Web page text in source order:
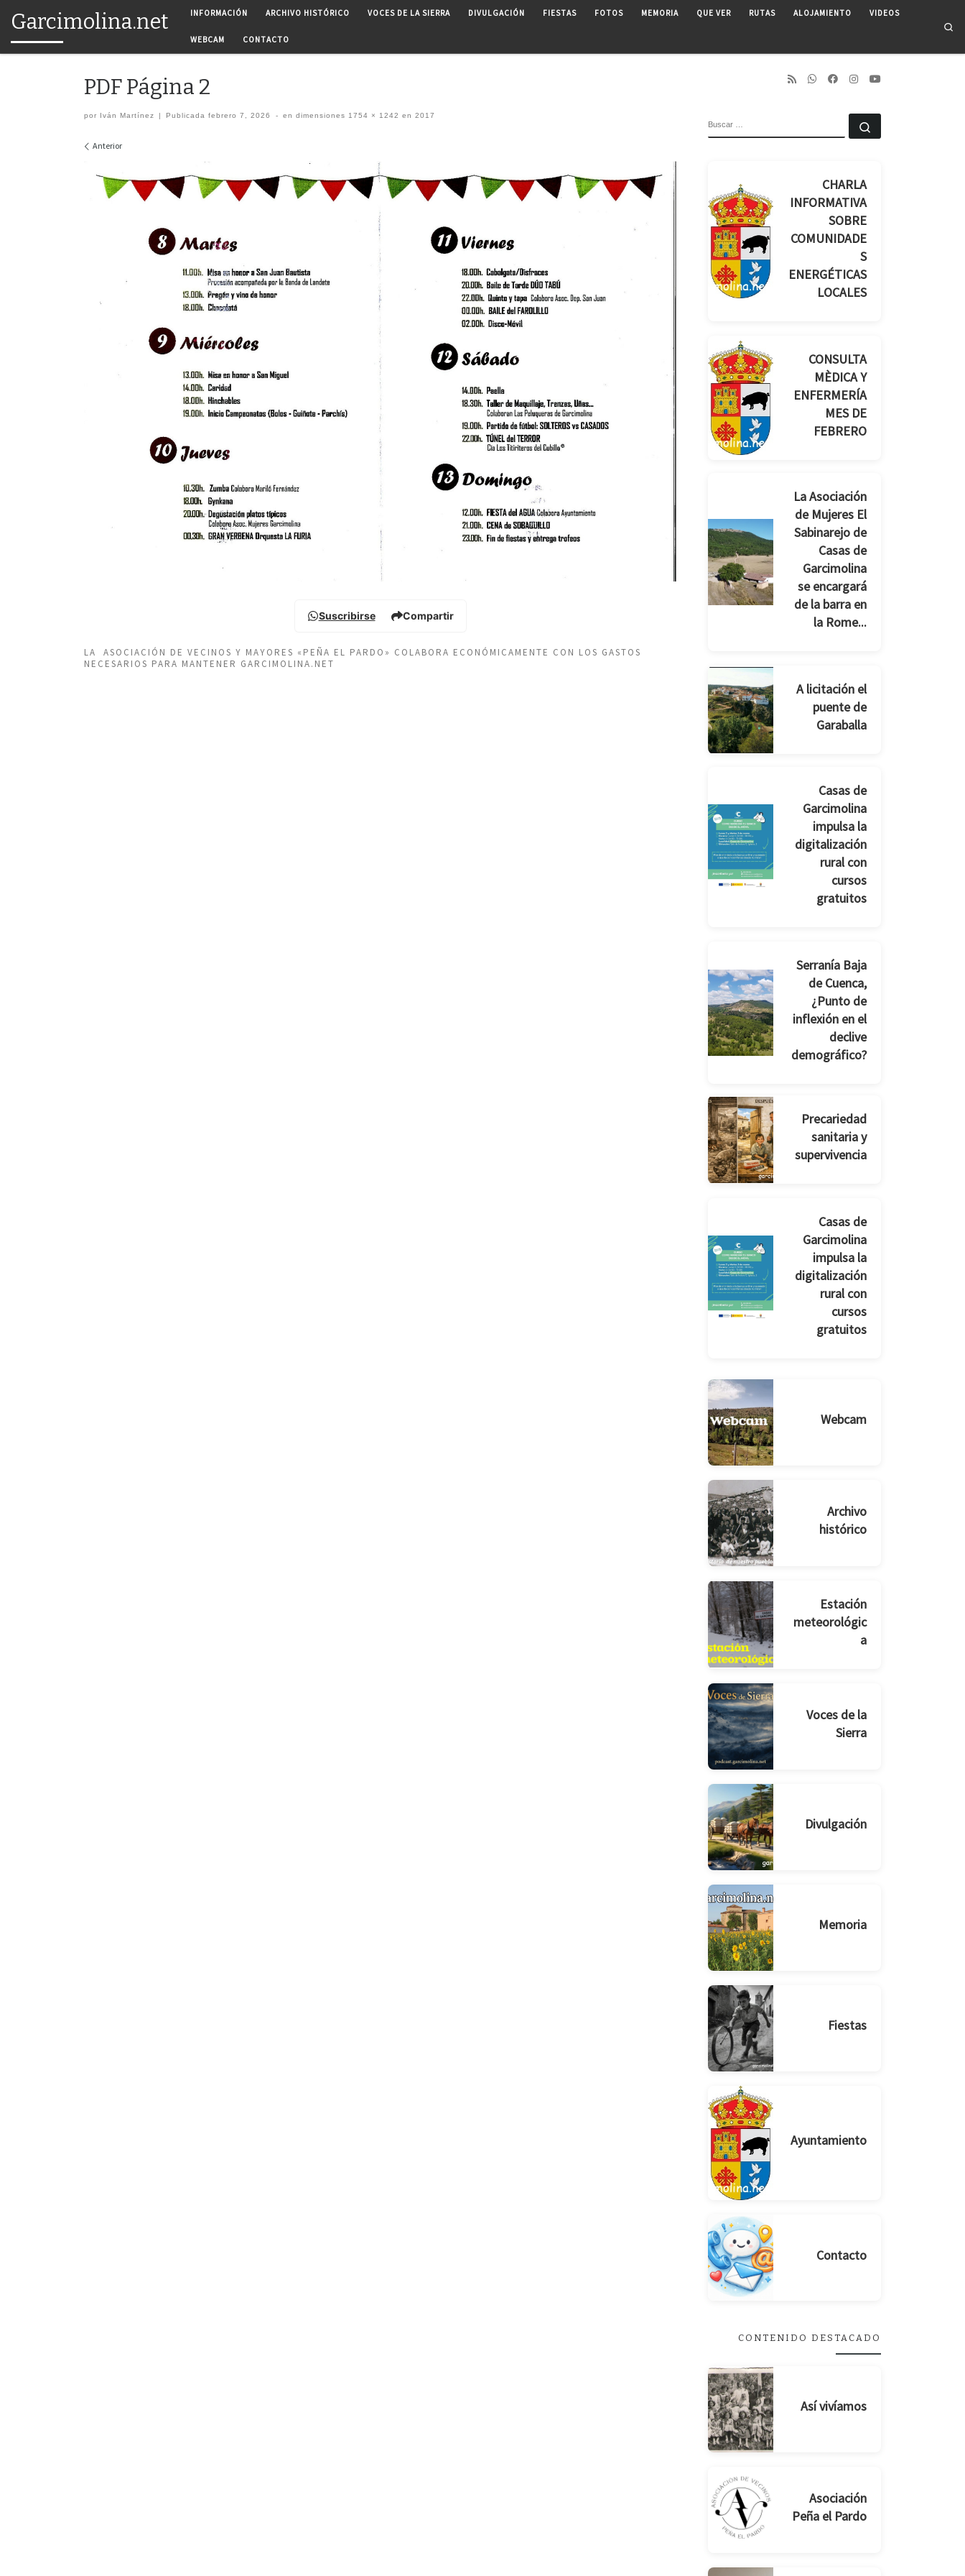
Saltar al contenido
Garcimolina.net INFORMACIÓN ARCHIVO HISTÓRICO VOCES DE LA SIERRA DIVULGACIÓN FIESTAS FOTOS MEMORIA QUE VER RUTAS ALOJAMIENTO VIDEOS
WEBCAM CONTACTO
PDF Página 2
por Iván Martínez | Publicadafebrero 7, 2026 - en dimensiones 1754 × 1242 en 2017
Navegación de imágenes
Anterior
Suscribirse Compartir
LA ASOCIACIÓN DE VECINOS Y MAYORES «PEÑA EL PARDO» COLABORA ECONÓMICAMENTE CON LOS GASTOS
NECESARIOS PARA MANTENER GARCIMOLINA.NET
CHARLA
INFORMATIVA
SOBRE
COMUNIDADE
S
ENERGÉTICAS
LOCALES
CONSULTA
MÈDICA Y
ENFERMERÍA
MES DE
FEBRERO
La Asociación
de Mujeres El
Sabinarejo de
Casas de
Garcimolina
se encargará
de la barra en
la Rome...
A licitación el
puente de
Garaballa
Casas de
Garcimolina
impulsa la
digitalización
rural con
cursos
gratuitos
Serranía Baja
de Cuenca,
¿Punto de
inflexión en el
declive
demográfico?
Precariedad
sanitaria y
supervivencia
Casas de
Garcimolina
impulsa la
digitalización
rural con
cursos
gratuitos
Webcam
Archivo
histórico
Estación
meteorológic
a
Voces de la
Sierra
Divulgación
Memoria
Fiestas
Ayuntamiento
Contacto
CONTENIDO DESTACADO
Así vivíamos
Asociación
Peña el Pardo